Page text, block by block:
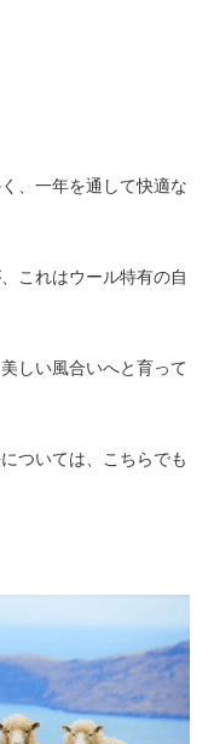
、一年を通して快適な
これはウール特有の自
しい風合いへと育って
ついては、こちらでも